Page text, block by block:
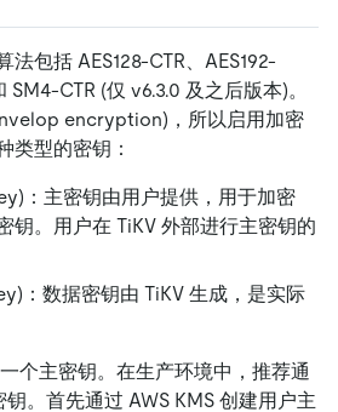
法包括 AES128-CTR、AES192-
SM4-CTR (仅 v6.3.0 及之后版本)。
encryption)，所以启用加密
类型的密钥：
：主密钥由用户提供，用于加密
钥。用户在 TiKV 外部进行主密钥的
：数据密钥由 TiKV 生成，是实际
个主密钥。在生产环境中，推荐通
钥。首先通过 AWS KMS 创建用户主